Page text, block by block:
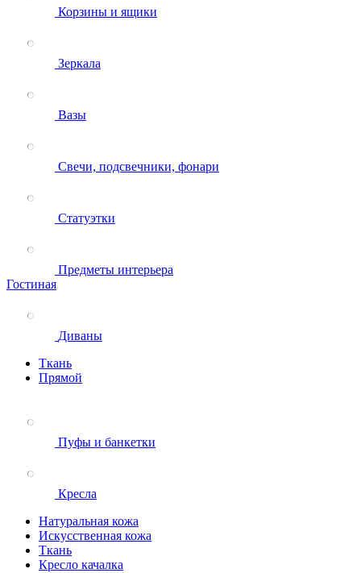
Корзины и ящики
Зеркала
Вазы
Свечи, подсвечники, фонари
Статуэтки
Предметы интерьера
Гостиная
Диваны
Ткань
Прямой
Пуфы и банкетки
Кресла
Натуральная кожа
Искусственная кожа
Ткань
Кресло качалка